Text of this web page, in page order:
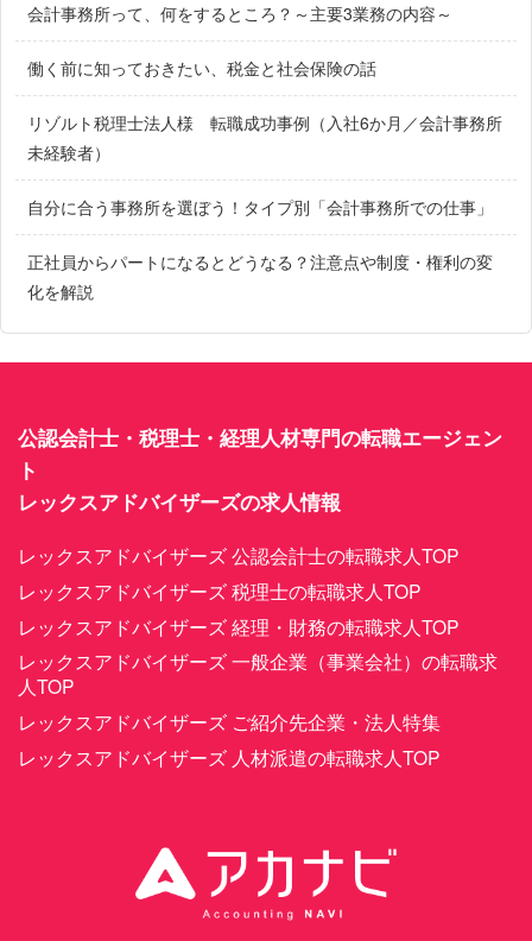
会計事務所って、何をするところ？～主要3業務の内容～
働く前に知っておきたい、税金と社会保険の話
リゾルト税理士法人様 転職成功事例（入社6か月／会計事務所
未経験者）
自分に合う事務所を選ぼう！タイプ別「会計事務所での仕事」
正社員からパートになるとどうなる？注意点や制度・権利の変
化を解説
公認会計士・税理士・経理人材専門の転職エージェン
ト
レックスアドバイザーズの求人情報
レックスアドバイザーズ 公認会計士の転職求人TOP
レックスアドバイザーズ 税理士の転職求人TOP
レックスアドバイザーズ 経理・財務の転職求人TOP
レックスアドバイザーズ 一般企業（事業会社）の転職求
人TOP
レックスアドバイザーズ ご紹介先企業・法人特集
レックスアドバイザーズ 人材派遣の転職求人TOP